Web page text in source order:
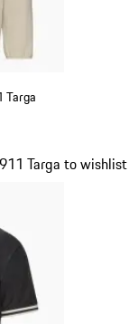
Targa
Targa to wishlist